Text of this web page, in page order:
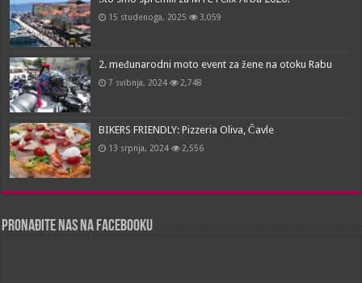
15 studenoga, 2025 3,059
2. međunarodni moto event za žene na otoku Rabu
7 svibnja, 2024 2,748
BIKERS FRIENDLY: Pizzeria Oliva, Čavle
13 srpnja, 2024 2,556
Pronađite nas na Facebooku